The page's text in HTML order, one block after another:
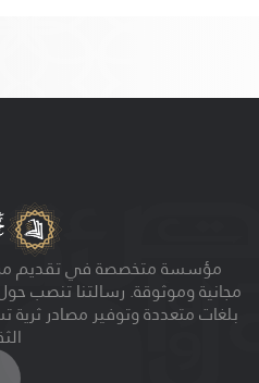
مؤسسة متخصصة في تقديم
مجانية وموثوقة. رسالتنا تنصب
بلغات متعددة وتوفير مصادر